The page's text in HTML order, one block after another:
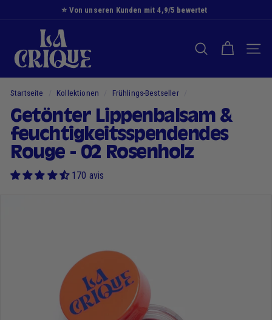
⭐️ Von unseren Kunden mit 4,9/5 bewertet
e
B
u
c
h
t
SUCHE NACH
Startseite Kollektionen Frühlings-Bestseller
Getönter Lippenbalsam &
feuchtigkeitsspendendes
Rouge - 02 Rosenholz
170 avis